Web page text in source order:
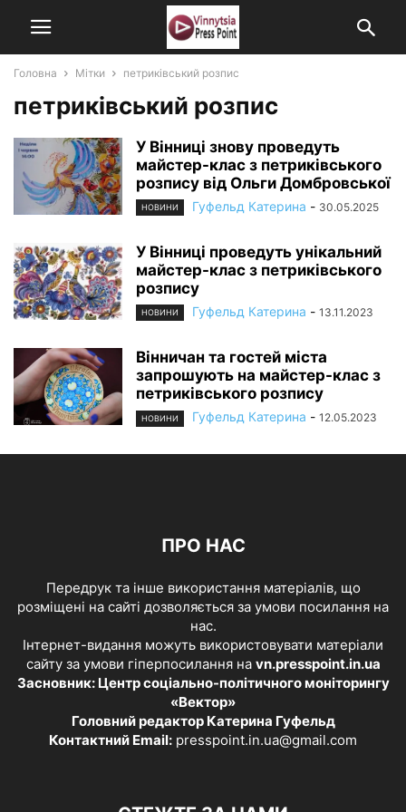
Головна Мітки петриківський розпис
петриківський розпис
У Вінниці знову проведуть
майстер-клас з петриківського
розпису від Ольги Домбровської
НОВИНИ Гуфельд Катерина - 30.05.2025
У Вінниці проведуть унікальний
майстер-клас з петриківського
розпису
НОВИНИ Гуфельд Катерина - 13.11.2023
Вінничан та гостей міста
запрошують на майстер-клас з
петриківського розпису
НОВИНИ Гуфельд Катерина - 12.05.2023
ПРО НАС
Передрук та інше використання матеріалів, що
розміщені на сайті дозволяється за умови посилання на
нас.
Інтернет-видання можуть використовувати матеріали
сайту за умови гіперпосилання на vn.presspoint.in.ua
Засновник: Центр соціально-політичного моніторингу
«Вектор»
Головний редактор Катерина Гуфельд
Контактний Email: presspoint.in.ua@gmail.com